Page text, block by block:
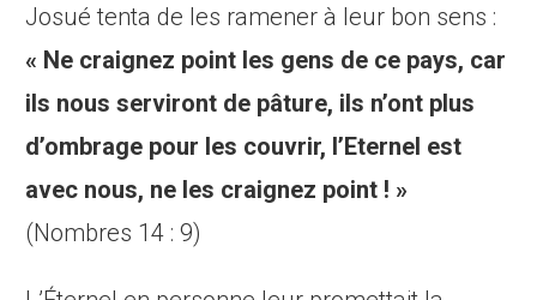
Josué tenta de les ramener à leur bon sens :
« Ne craignez point les gens de ce pays, car
ils nous serviront de pâture, ils n’ont plus
d’ombrage pour les couvrir, l’Eternel est
avec nous, ne les craignez point ! »
(Nombres 14 : 9)